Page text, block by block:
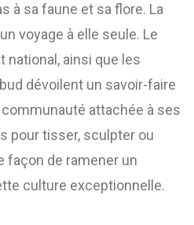
à sa faune et sa flore. La
voyage à elle seule. Le
national, ainsi que les
dévoilent un savoir-faire
attachée à ses
pour tisser, sculpter ou
façon de ramener un
culture exceptionnelle.